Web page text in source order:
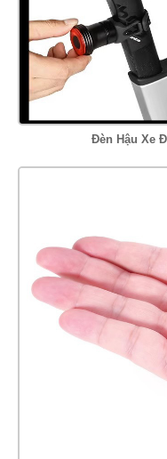
Đèn Hậu Xe